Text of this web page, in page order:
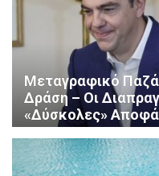
Μεταγραφικό
Δράση – Οι
«Δύσκολες»